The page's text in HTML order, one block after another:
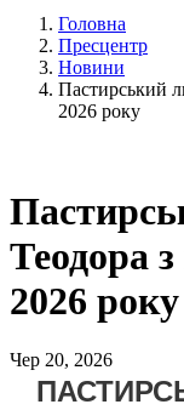
Головна
Пресцентр
Новини
Пастирський
2026 року
Теодора
2026 року
Чер 20, 2026